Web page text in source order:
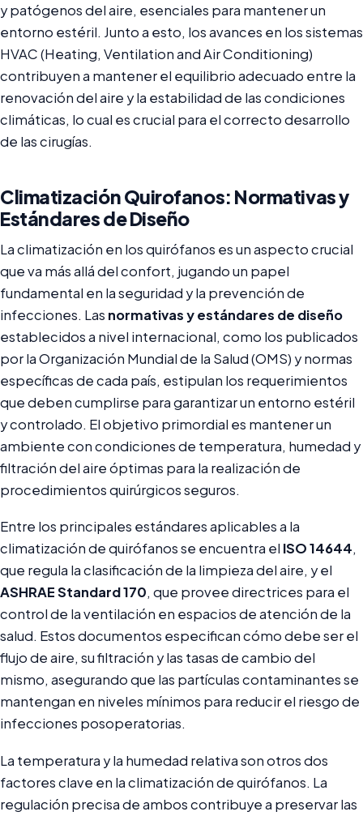
y patógenos del aire, esenciales para mantener un
entorno estéril. Junto a esto, los avances en los sistemas
HVAC (Heating, Ventilation and Air Conditioning)
contribuyen a mantener el equilibrio adecuado entre la
renovación del aire y la estabilidad de las condiciones
climáticas, lo cual es crucial para el correcto desarrollo
de las cirugías.
Climatización Quirofanos: Normativas y
Estándares de Diseño
La climatización en los quirófanos es un aspecto crucial
que va más allá del confort, jugando un papel
fundamental en la seguridad y la prevención de
infecciones. Las normativas y estándares de diseño
establecidos a nivel internacional, como los publicados
por la Organización Mundial de la Salud (OMS) y normas
específicas de cada país, estipulan los requerimientos
que deben cumplirse para garantizar un entorno estéril
y controlado. El objetivo primordial es mantener un
ambiente con condiciones de temperatura, humedad y
filtración del aire óptimas para la realización de
procedimientos quirúrgicos seguros.
Entre los principales estándares aplicables a la
climatización de quirófanos se encuentra el ISO 14644,
que regula la clasificación de la limpieza del aire, y el
ASHRAE Standard 170, que provee directrices para el
control de la ventilación en espacios de atención de la
salud. Estos documentos especifican cómo debe ser el
flujo de aire, su filtración y las tasas de cambio del
mismo, asegurando que las partículas contaminantes se
mantengan en niveles mínimos para reducir el riesgo de
infecciones posoperatorias.
La temperatura y la humedad relativa son otros dos
factores clave en la climatización de quirófanos. La
regulación precisa de ambos contribuye a preservar las